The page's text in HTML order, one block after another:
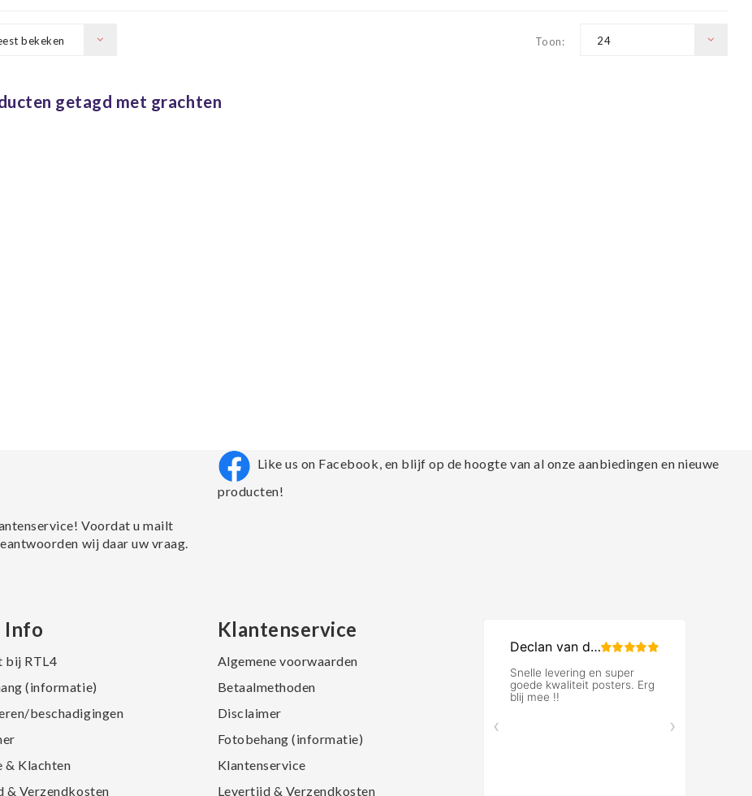
bekeken Toon: 24
getagd met grachten
Voordat u mailt
wij daar uw vraag.
Like us on Facebook, en blijf op de hoogte van al onze aanbiedingen en nieuwe
producten!
Info
bij RTL4
(informatie)
beschadigingen
& Klachten
& Verzendkosten
Klantenservice
Algemene voorwaarden
Betaalmethoden
Disclaimer
Fotobehang (informatie)
Klantenservice
Levertijd & Verzendkosten